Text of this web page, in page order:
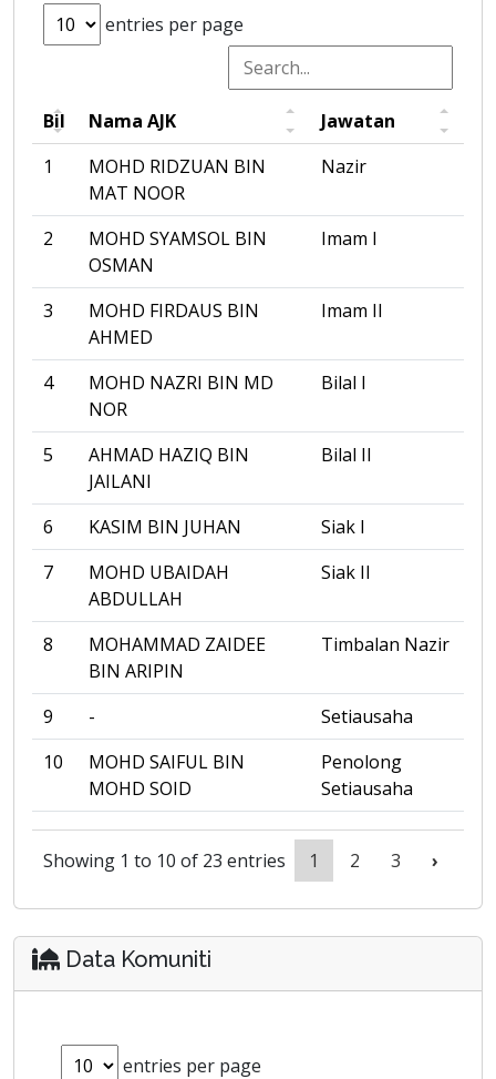
entries per page
Bil Nama AJK
Jawatan
1
MOHD RIDZUAN BIN
MAT NOOR
Nazir
2
MOHD SYAMSOL BIN
OSMAN
Imam I
3
MOHD FIRDAUS BIN
AHMED
Imam II
4
MOHD NAZRI BIN MD
NOR
Bilal I
5
AHMAD HAZIQ BIN
JAILANI
Bilal II
6 KASIM BIN JUHAN
Siak I
7
MOHD UBAIDAH
ABDULLAH
Siak II
8
MOHAMMAD ZAIDEE
BIN ARIPIN
Timbalan Nazir
9 -
Setiausaha
10
MOHD SAIFUL BIN
MOHD SOID
Penolong
Setiausaha
Showing 1 to 10 of 23 entries 1 2 3 ›
Data Komuniti
entries per page